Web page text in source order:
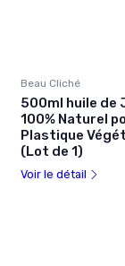
Beau Cliché
500ml huile de
100% Naturel
Plastique
(Lot de 1)
Voir le détail